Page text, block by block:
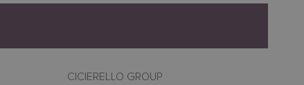
CICIERELLO GROUP